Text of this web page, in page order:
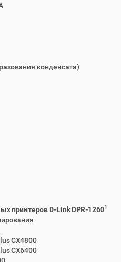
конденсата)
принтеров D-Link DPR-12601
CX4800
CX6400